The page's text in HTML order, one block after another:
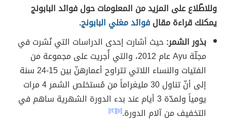
وللاطّلاع على المزيد من المعلومات حول فوائد البابونج
يمكنك قراءة مقالفوائد مغلي البابونج.
بذور الشمر:حيث أشارت إحدى الدراسات التي نُشرت في
مجلّة Ayu عام 2012، والتي أُجريت على مجموعة من
الفتيات والنساء اللاتي تتراوح أعمارهنّ بين 15-24 سنة
إلى أنّ تناول 30 مليغراماً من مُستخلص الشمر 4 مرات
يومياً ولمدّة 3 أيام عند بدء الدورة الشهرية ساهم في
التخفيف من آلام الدورة.[١١] [١٢]